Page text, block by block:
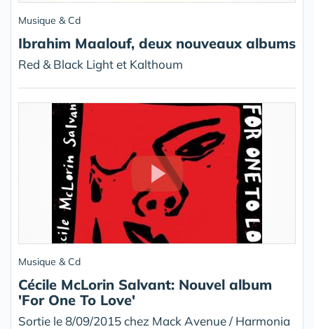
Musique & Cd
Ibrahim Maalouf, deux nouveaux albums
Red & Black Light et Kalthoum
Musique & Cd
Cécile McLorin Salvant: Nouvel album
'For One To Love'
Sortie le 8/09/2015 chez Mack Avenue / Harmonia